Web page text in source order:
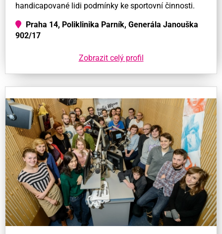
handicapované lidi podmínky ke sportovní činnosti.
Praha 14, Poliklinika Parník, Generála Janouška
902/17
Zobrazit celý profil